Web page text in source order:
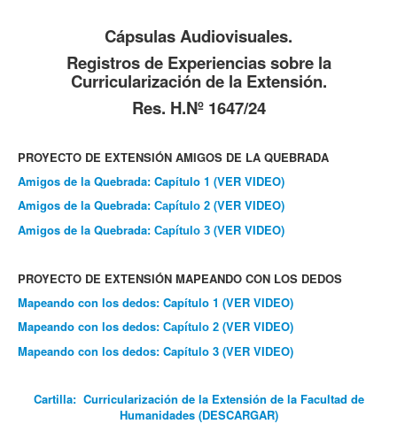
Cápsulas Audiovisuales.
Registros de Experiencias sobre la
Curricularización de la Extensión.
Res. H.Nº 1647/24
PROYECTO DE EXTENSIÓN AMIGOS DE LA QUEBRADA
Amigos de la Quebrada: Capítulo 1 (VER VIDEO)
Amigos de la Quebrada: Capítulo 2 (VER VIDEO)
Amigos de la Quebrada: Capítulo 3 (VER VIDEO)
PROYECTO DE EXTENSIÓN MAPEANDO CON LOS DEDOS
Mapeando con los dedos: Capítulo 1 (VER VIDEO)
Mapeando con los dedos: Capítulo 2 (VER VIDEO)
Mapeando con los dedos: Capítulo 3 (VER VIDEO)
Cartilla: Curricularización de la Extensión de la Facultad de
Humanidades (DESCARGAR)